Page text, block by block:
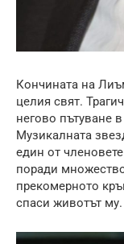
Кончината на
целия свят.
негово пътуване
Музикалната
един от
поради
прекомерното
спаси животът му.